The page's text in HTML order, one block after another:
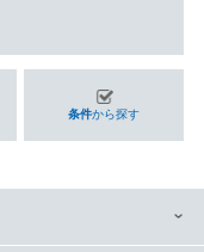
条件から探す